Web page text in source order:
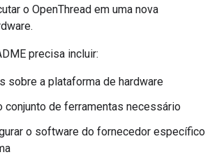
o OpenThread em uma nova
precisa incluir:
sobre a plataforma de hardware
conjunto de ferramentas necessário
o software do fornecedor específico